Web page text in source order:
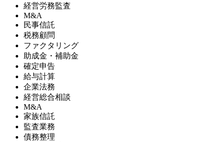
経営労務監査
M&A
民事信託
税務顧問
ファクタリング
助成金・補助金
確定申告
給与計算
企業法務
経営総合相談
M&A
家族信託
監査業務
債務整理